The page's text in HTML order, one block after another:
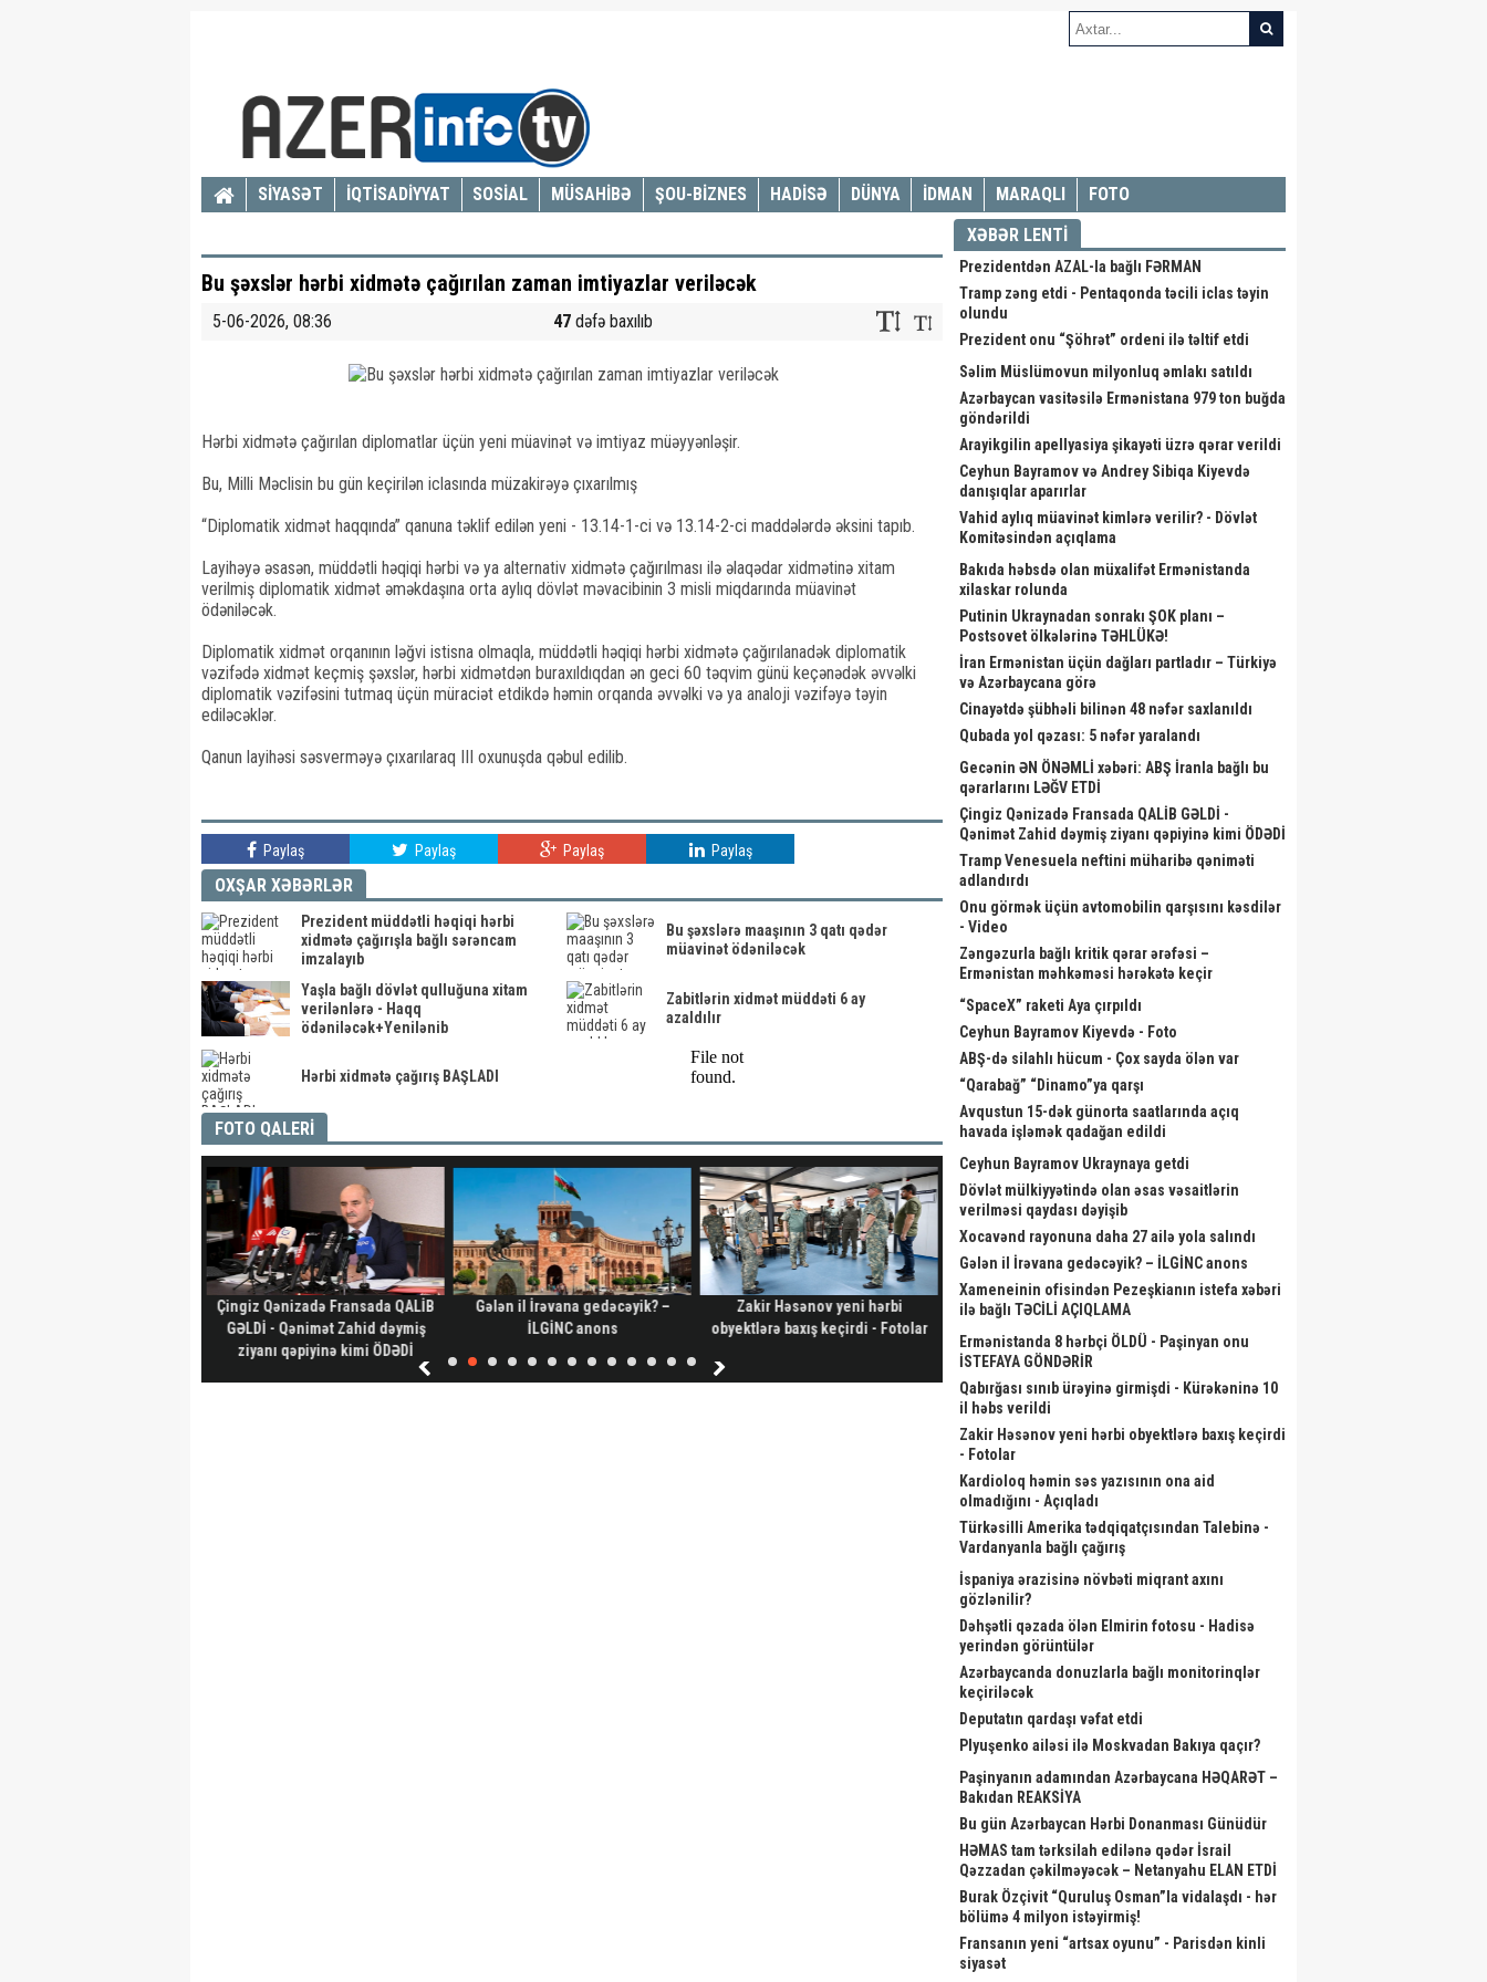
SİYASƏT İQTİSADİYYAT SOSİAL MÜSAHİBƏ ŞOU-BİZNES HADİSƏ DÜNYA İDMAN MARAQLI FOTO
Bu şəxslər hərbi xidmətə çağırılan zaman imtiyazlar veriləcək
5-06-2026, 08:36 47 dəfə baxılıb
Hərbi xidmətə çağırılan diplomatlar üçün yeni müavinət və imtiyaz müəyyənləşir.
Bu, Milli Məclisin bu gün keçirilən iclasında müzakirəyə çıxarılmış
“Diplomatik xidmət haqqında” qanuna təklif edilən yeni - 13.14-1-ci və 13.14-2-ci maddələrdə əksini tapıb.
Layihəyə əsasən, müddətli həqiqi hərbi və ya alternativ xidmətə çağırılması ilə əlaqədar xidmətinə xitam
verilmiş diplomatik xidmət əməkdaşına orta aylıq dövlət məvacibinin 3 misli miqdarında müavinət
ödəniləcək.
Diplomatik xidmət orqanının ləğvi istisna olmaqla, müddətli həqiqi hərbi xidmətə çağırılanadək diplomatik
vəzifədə xidmət keçmiş şəxslər, hərbi xidmətdən buraxıldıqdan ən geci 60 təqvim günü keçənədək əvvəlki
diplomatik vəzifəsini tutmaq üçün müraciət etdikdə həmin orqanda əvvəlki və ya analoji vəzifəyə təyin
ediləcəklər.
Qanun layihəsi səsverməyə çıxarılaraq III oxunuşda qəbul edilib.
Paylaş Paylaş Paylaş Paylaş
OXŞAR XƏBƏRLƏR
Prezident müddətli həqiqi hərbi
xidmətə çağırışla bağlı sərəncam
imzalayıb
Bu şəxslərə maaşının 3 qatı qədər
müavinət ödəniləcək
Yaşla bağlı dövlət qulluğuna xitam
verilənlərə - Haqq
ödəniləcək+Yenilənib
Zabitlərin xidmət müddəti 6 ay
azaldılır
Hərbi xidmətə çağırış BAŞLADI
FOTO QALERİ
Çingiz Qənizadə Fransada QALİB
GƏLDİ - Qənimət Zahid dəymiş
ziyanı qəpiyinə kimi ÖDƏDİ
Gələn il İrəvana gedəcəyik? –
İLGİNC anons
Zakir Həsənov yeni hərbi
obyektlərə baxış keçirdi - Fotolar
Kardioloq həmin səs yazısının ona
XƏBƏR LENTİ
Prezidentdən AZAL-la bağlı FƏRMAN
Tramp zəng etdi - Pentaqonda təcili iclas təyin
olundu
Prezident onu “Şöhrət” ordeni ilə təltif etdi
Səlim Müslümovun milyonluq əmlakı satıldı
Azərbaycan vasitəsilə Ermənistana 979 ton buğda
göndərildi
Arayikgilin apellyasiya şikayəti üzrə qərar verildi
Ceyhun Bayramov və Andrey Sibiqa Kiyevdə
danışıqlar aparırlar
Vahid aylıq müavinət kimlərə verilir? - Dövlət
Komitəsindən açıqlama
Bakıda həbsdə olan müxalifət Ermənistanda
xilaskar rolunda
Putinin Ukraynadan sonrakı ŞOK planı –
Postsovet ölkələrinə TƏHLÜKƏ!
İran Ermənistan üçün dağları partladır – Türkiyə
və Azərbaycana görə
Cinayətdə şübhəli bilinən 48 nəfər saxlanıldı
Qubada yol qəzası: 5 nəfər yaralandı
Gecənin ƏN ÖNƏMLİ xəbəri: ABŞ İranla bağlı bu
qərarlarını LƏĞV ETDİ
Çingiz Qənizadə Fransada QALİB GƏLDİ -
Qənimət Zahid dəymiş ziyanı qəpiyinə kimi ÖDƏDİ
Tramp Venesuela neftini müharibə qəniməti
adlandırdı
Onu görmək üçün avtomobilin qarşısını kəsdilər
- Video
Zəngəzurla bağlı kritik qərar ərəfəsi –
Ermənistan məhkəməsi hərəkətə keçir
“SpaceX” raketi Aya çırpıldı
Ceyhun Bayramov Kiyevdə - Foto
ABŞ-də silahlı hücum - Çox sayda ölən var
“Qarabağ” “Dinamo”ya qarşı
Avqustun 15-dək günorta saatlarında açıq
havada işləmək qadağan edildi
Ceyhun Bayramov Ukraynaya getdi
Dövlət mülkiyyətində olan əsas vəsaitlərin
verilməsi qaydası dəyişib
Xocavənd rayonuna daha 27 ailə yola salındı
Gələn il İrəvana gedəcəyik? – İLGİNC anons
Xameneinin ofisindən Pezeşkianın istefa xəbəri
ilə bağlı TƏCİLİ AÇIQLAMA
Ermənistanda 8 hərbçi ÖLDÜ - Paşinyan onu
İSTEFAYA GÖNDƏRİR
Qabırğası sınıb ürəyinə girmişdi - Kürəkəninə 10
il həbs verildi
Zakir Həsənov yeni hərbi obyektlərə baxış keçirdi
- Fotolar
Kardioloq həmin səs yazısının ona aid
olmadığını - Açıqladı
Türkəsilli Amerika tədqiqatçısından Talebinə -
Vardanyanla bağlı çağırış
İspaniya ərazisinə növbəti miqrant axını
gözlənilir?
Dəhşətli qəzada ölən Elmirin fotosu - Hadisə
yerindən görüntülər
Azərbaycanda donuzlarla bağlı monitorinqlər
keçiriləcək
Deputatın qardaşı vəfat etdi
Plyuşenko ailəsi ilə Moskvadan Bakıya qaçır?
Paşinyanın adamından Azərbaycana HƏQARƏT –
Bakıdan REAKSİYA
Bu gün Azərbaycan Hərbi Donanması Günüdür
HƏMAS tam tərksilah edilənə qədər İsrail
Qəzzadan çəkilməyəcək – Netanyahu ELAN ETDİ
Burak Özçivit “Quruluş Osman”la vidalaşdı - hər
bölümə 4 milyon istəyirmiş!
Fransanın yeni “artsax oyunu” - Parisdən kinli
siyasət